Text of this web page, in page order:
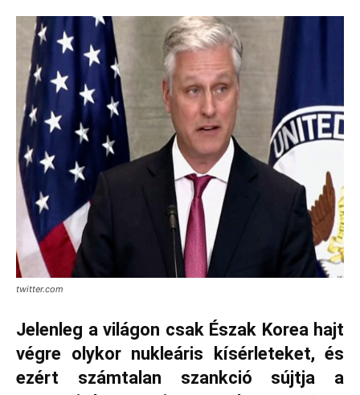
twitter.com
Jelenleg a világon csak Észak Korea hajt
végre olykor nukleáris kísérleteket, és
ezért számtalan szankció sújtja a